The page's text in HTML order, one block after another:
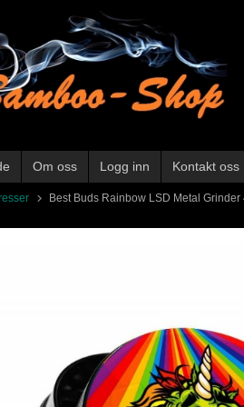
Om oss Logg inn Kontakt oss
Best Buds Rainbow LSD Metal Grinder